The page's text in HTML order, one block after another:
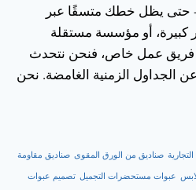
- حتى يظل خطك متسقًا عبر
كبيرة، أو مؤسسة مستقلة
فريق عمل خاص، فنحن نتحدث
الجداول الزمنية الغامضة. نحن
صناديق من الورق المقوى صناديق مقاومة
عبوات مستحضرات التجميل تصميم عبوات